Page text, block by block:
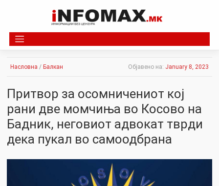
Насловна / Балкан Објавено на: January 8, 2023
Притвор за осомничениот кој
рани две момчиња во Косово на
Бадник, неговиот адвокат тврди
дека пукал во самоодбрана